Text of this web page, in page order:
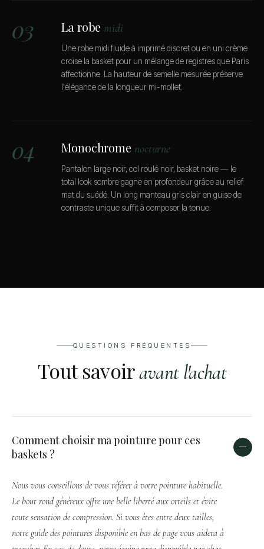
03 La robe midi
Une robe midi fluide à imprimé discret ou en uni crème
croise la basket pour un mélange de registres que Paris
affectionne. La hauteur de semelle mesurée préserve
l'élégance de la longueur mi-mollet.
04 Monochrome nocturne
Pantalon large noir, col roulé noir, basket noire — le
total look sombre gagne en profondeur grâce au relief
mat du suédé. Un long manteau gris clair en guise de
contraste unique suffit à composer la tenue.
QUESTIONS FRÉQUENTES
Tout savoiravant l'achat
Comment choisir ma pointure pour ces
baskets ?
Nous vous conseillons de vous référer à votre pointure habituelle.
Le bout rond généreux offre une belle liberté aux orteils et évite
toute sensation de compression. Si vous êtes entre deux tailles,
notre guide des pointures disponible en bas de page vous aidera à